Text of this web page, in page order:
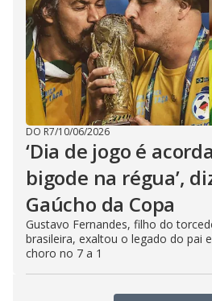
DO R7/10/06/2026
‘Dia de jogo é
bigode na régua’,
Gaúcho da Copa
Gustavo Fernandes, filho do
brasileira, exaltou o legado do pai
choro no 7 a 1